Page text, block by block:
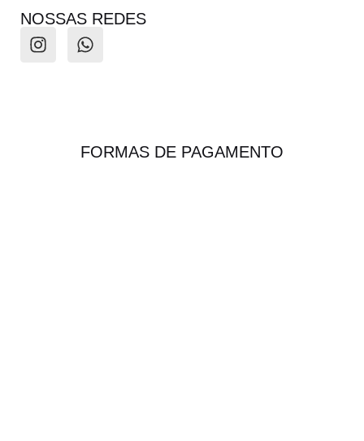
NOSSAS REDES
FORMAS DE PAGAMENTO